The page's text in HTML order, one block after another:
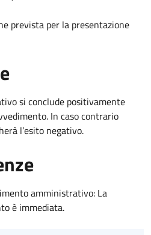
prevista per la presentazione
si conclude positivamente
In caso contrario
l’esito negativo.
amministrativo: La
è immediata.